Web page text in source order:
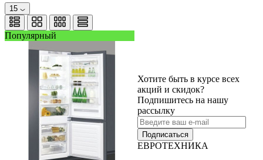
15
Популярный
Хотите быть в курсе всех
акций и скидок?
Подпишитесь на нашу
рассылку
Подписаться
ЕВРОТЕХНИКА